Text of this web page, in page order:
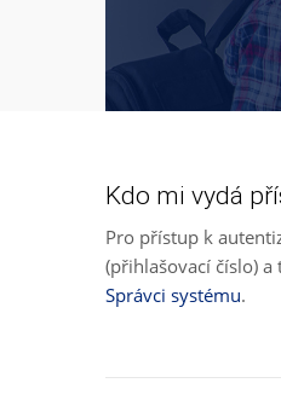
Kdo mi vydá
Pro přístup k
(přihlašovací číslo)
Správci systému.